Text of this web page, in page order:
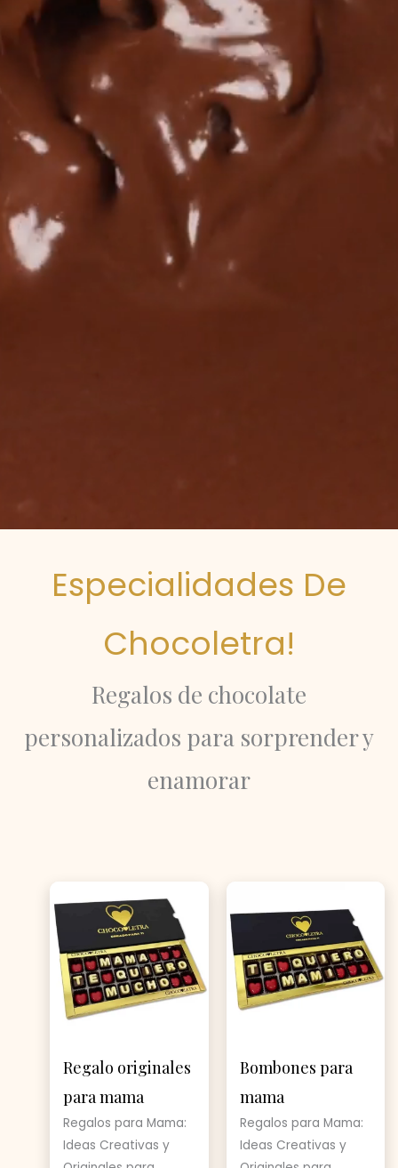
Especialidades De
Chocoletra!
Regalos de chocolate
personalizados para sorprender y
enamorar
Regalo originales
para mama
Regalos para Mama:
Ideas Creativas y
Bombones para
mama
Regalos para Mama:
Ideas Creativas y